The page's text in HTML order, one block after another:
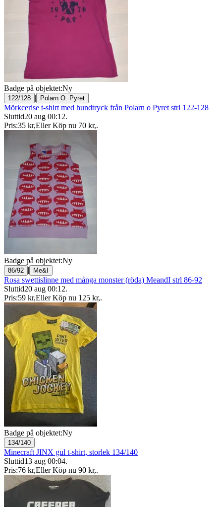
Badge på objektet:Ny
122/128 | Polarn O. Pyret
Mörkcerise t-shirt med hundtryck från Polarn o Pyret strl 122-128
Sluttid20 aug 00:12.
Pris:35 kr,Eller Köp nu 70 kr,.
Badge på objektet:Ny
86/92 | Me&I
Rosa swettislinne med många monster (röda) MeandI strl 86-92
Sluttid20 aug 00:12.
Pris:59 kr,Eller Köp nu 125 kr,.
Badge på objektet:Ny
134/140
Minecraft JINX gul t-shirt, storlek 134/140
Sluttid13 aug 00:04.
Pris:76 kr,Eller Köp nu 90 kr,.